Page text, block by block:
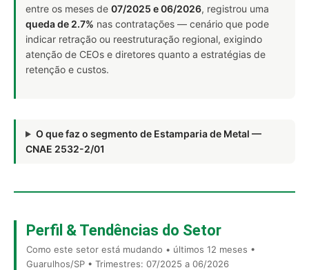
entre os meses de 07/2025 e 06/2026, registrou uma
queda de 2.7% nas contratações — cenário que pode
indicar retração ou reestruturação regional, exigindo
atenção de CEOs e diretores quanto a estratégias de
retenção e custos.
O que faz o segmento de Estamparia de Metal —
CNAE 2532-2/01
Perfil & Tendências do Setor
Como este setor está mudando • últimos 12 meses •
Guarulhos/SP • Trimestres: 07/2025 a 06/2026